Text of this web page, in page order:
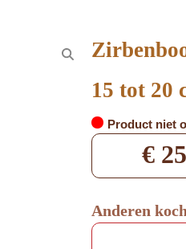
15 tot 20
Product niet
€
Anderen